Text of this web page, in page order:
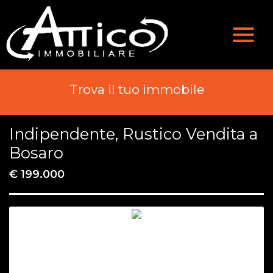
Valutazione
Immobili
Contatti
Trova il tuo immobile
Indipendente, Rustico Vendita a
Bosaro
€ 199.000